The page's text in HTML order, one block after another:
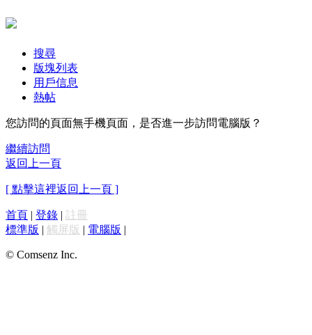
搜尋
版塊列表
用戶信息
熱帖
您訪問的頁面無手機頁面，是否進一步訪問電腦版？
繼續訪問
返回上一頁
[ 點擊這裡返回上一頁 ]
首頁 | 登錄 | 註冊
標準版 | 觸屏版 | 電腦版 |
© Comsenz Inc.